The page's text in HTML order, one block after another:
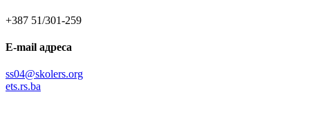
+387 51/301-259
E-mail адреса
ss04@skolers.org
ets.rs.ba